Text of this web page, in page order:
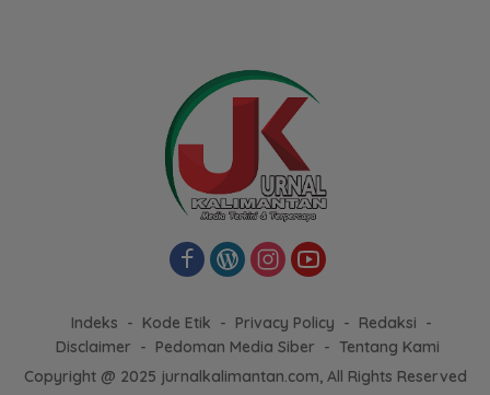
Indeks Kode Etik Privacy Policy
Redaksi
Disclaimer
Pedoman Media Siber
Tentang Kami
Copyright @ 2025 jurnalkalimantan.com, All Rights Reserved